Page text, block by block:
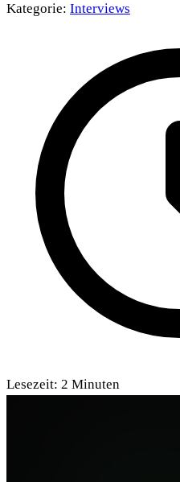
Kategorie: Interviews
Lesezeit: 2 Minuten